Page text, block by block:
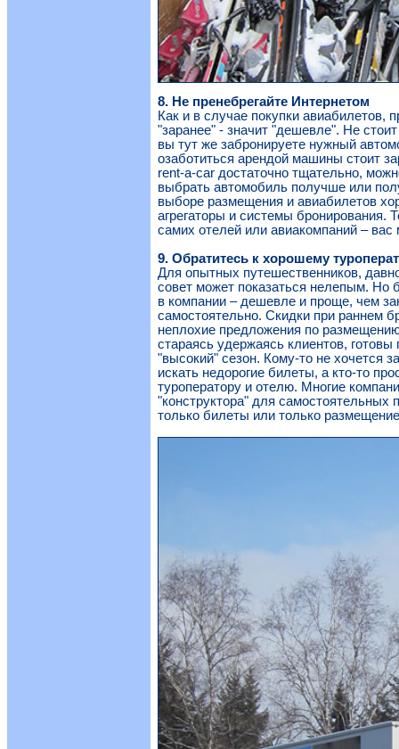
8. Не пренебрегайте Интернетом
Как и в случае покупки авиабилетов,
"заранее" - значит "дешевле". Не
вы тут же забронируете нужный
озаботиться арендой машины стоит
rent-a-car достаточно тщательно,
выбрать автомобиль получше или
выборе размещения и авиабилетов
агрегаторы и системы бронирования.
самих отелей или авиакомпаний –
9. Обратитесь к хорошему
Для опытных путешественников,
совет может показаться нелепым. Но
в компании – дешевле и проще, чем
самостоятельно. Скидки при раннем
неплохие предложения по
стараясь удержаясь клиентов,
"высокий" сезон. Кому-то не хочется
искать недорогие билеты, а кто-то
туроператору и отелю. Многие
"конструктора" для самостоятельных
только билеты или только